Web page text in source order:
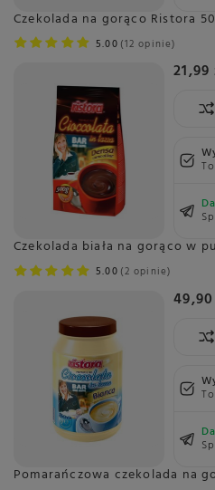
Czekolada na gorąco Ristora
5.00 12 opinie
21,99
Czekolada biała na gorąco w
5.00 2 opinie
Pomarańczowa czekolada na